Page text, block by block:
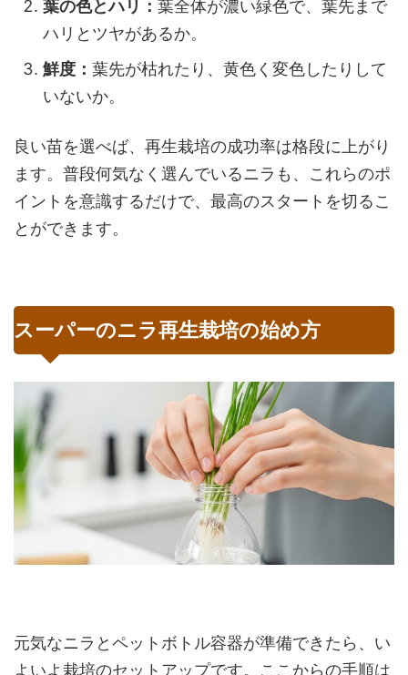
葉の色とハリ： 葉全体が濃い緑色で、葉先まで
ハリとツヤがあるか。
鮮度： 葉先が枯れたり、黄色く変色したりして
いないか。
良い苗を選べば、再生栽培の成功率は格段に上がり
ます。普段何気なく選んでいるニラも、これらのポ
イントを意識するだけで、最高のスタートを切るこ
とができます。
スーパーのニラ再生栽培の始め方
元気なニラとペットボトル容器が準備できたら、い
よいよ栽培のセットアップです。ここからの手順は